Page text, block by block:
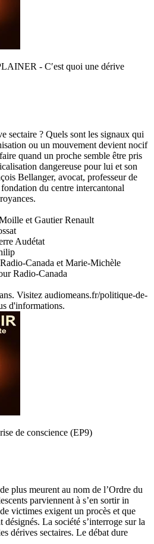
- Cʹest quoi une dérive
sectaire ? Quels sont les signaux qui
ou un mouvement devient nocif
quand un proche semble être pris
dangereuse pour lui et son
Bellanger, avocat, professeur de
du centre intercantonal
et Gautier Renault
Audétat
Canada et Marie-Michèle
Radio-Canada
Visitez audiomeans.fr/politique-de-
d'informations.
de conscience (EP9)
plus meurent au nom de l’Ordre du
parviennent à s’en sortir in
victimes exigent un procès et que
désignés. La société s’interroge sur la
dérives sectaires. Le débat dure